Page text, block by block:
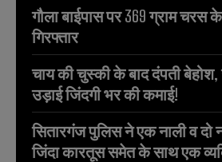
गौला बाईपास पर 369 ग्राम
गिरफ्तार
चाय की चुस्की के बाद दंपती
उड़ाई जिंदगी भर की कमाई!
सितारगंज पुलिस ने एक नाली व दो
जिंदा कारतूस समेत के साथ एक